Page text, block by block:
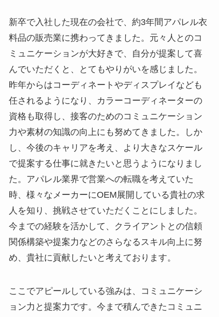
新卒で入社した現在の会社で、約3年間アパレル衣
料品の販売業に携わってきました。元々人とのコ
ミュニケーションが大好きで、自分が提案して喜
んでいただくと、とてもやりがいを感じました。
昨年からはコーディネートやディスプレイなども
任されるようになり、カラーコーディネーターの
資格も取得し、接客のためのコミュニケーション
力や素材の知識の向上にも努めてきました。しか
し、今後のキャリアを考え、より大きなスケール
で提案する仕事に就きたいと思うようになりまし
た。アパレル業界で営業への転職を考えていた
時、様々なメーカーにOEM展開している貴社の求
人を知り、挑戦させていただくことにしました。
今までの経験を活かして、クライアントとの信頼
関係構築や提案力などのさらなるスキル向上に努
め、貴社に貢献したいと考えております。
ここでアピールしている強みは、コミュニケーシ
ョン力と提案力です。今まで積んできたコミュニ